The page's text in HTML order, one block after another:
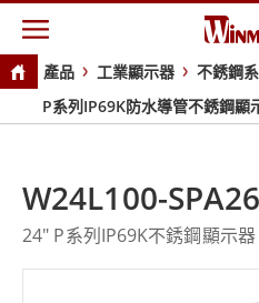
產品 工業顯示器
不銹鋼系
P系列IP69K防水導管不銹鋼顯
W24L100-
24" P系列IP69K不銹鋼顯示器